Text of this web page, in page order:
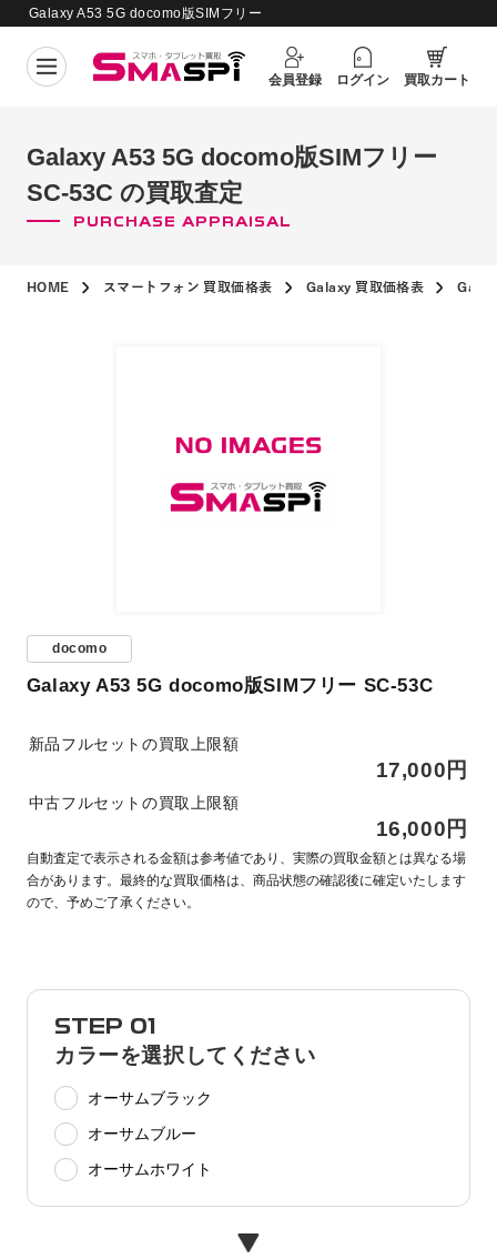
Galaxy A53 5G docomo版SIMフリー
会員登録 ログイン 買取カート
Galaxy A53 5G docomo版SIMフリー
SC-53C の買取査定
PURCHASE APPRAISAL
HOME スマートフォン 買取価格表 Galaxy 買取価格表
docomo
Galaxy A53 5G docomo版SIMフリー SC-53C
新品フルセットの買取上限額
17,000円
中古フルセットの買取上限額
16,000円
自動査定で表示される金額は参考値であり、実際の買取金額とは異なる場
合があります。最終的な買取価格は、商品状態の確認後に確定いたします
ので、予めご了承ください。
STEP 01
カラーを選択してください
オーサムブラック
オーサムブルー
オーサムホワイト